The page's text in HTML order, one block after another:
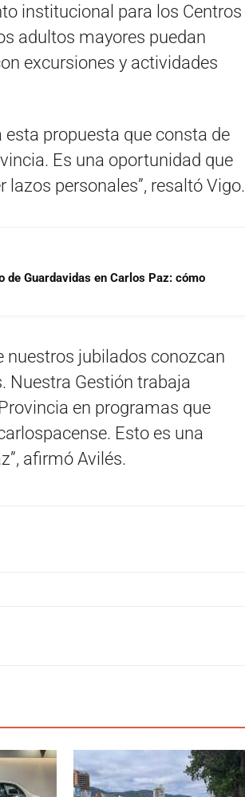
institucional para los Centros
adultos mayores puedan
excursiones y actividades
propuesta que consta de
Es una oportunidad que
personales”, resaltó Vigo.
Guardavidas en Carlos Paz: cómo
nuestros jubilados conozcan
Nuestra Gestión trabaja
en programas que
Esto es una
afirmó Avilés.